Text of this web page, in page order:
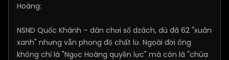
Hoàng:
NSND Quốc Khánh – dân chơi số dzách, dù đã 62 "xuân
xanh" nhưng vẫn phong độ chất lừ. Ngoài đời ông
không chỉ là "Ngọc Hoàng quyền lực" mà còn là "chúa